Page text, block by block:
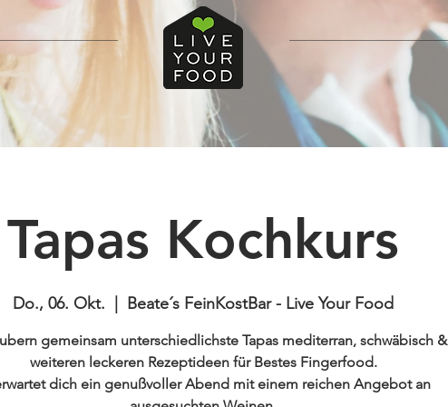
Tapas Kochkurs
Do., 06. Okt. Beate´s FeinKostBar - Live Your Food
gemeinsam unterschiedlichste Tapas mediterran, schwäbisch &
weiteren leckeren Rezeptideen für Bestes Fingerfood.
dich ein genußvoller Abend mit einem reichen Angebot an